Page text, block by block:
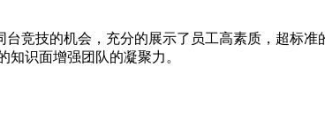
技的机会，充分的展示了员工高素质，超标准
识面增强团队的凝聚力。